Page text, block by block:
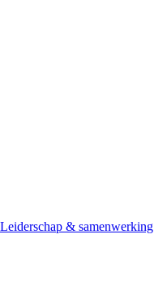
Leiderschap & samenwerking